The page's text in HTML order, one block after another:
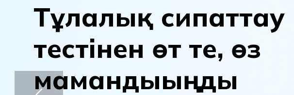
Тұлалық сипаттау
тестінен өт те, өз
мамандыыңды